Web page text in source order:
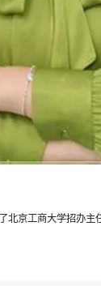
京工商大学招办主